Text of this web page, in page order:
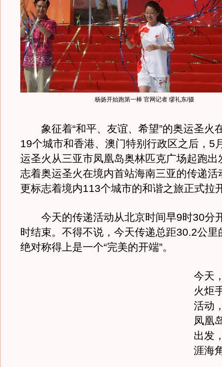
杨扬开始跑第一棒 官网记者 缪礼东/摄
象征着“和平、友谊、希望”的奥运圣火
19个城市和香港、澳门特别行政区之后，5
运圣火从三亚市凤凰岛奥林匹克广场起跑出
志着奥运圣火在境内首站海南三亚的传递活
更标志着境内113个城市的和谐之旅正式拉
今天的传递活动从北京时间早9时30分
时结束。不得不说，今天传递总距30.2公里
绝对称得上是一个“完美的开端”。
今天
火炬
活动
凤凰
出发
涯海